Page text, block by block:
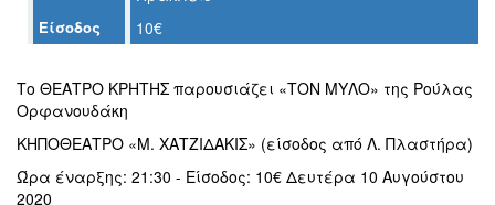
ΔΗΜΟΣ
ΠΟΛΙΤΙΣΜΟΣ
Είσοδος 10€
Το ΘΕΑΤΡΟ ΚΡΗΤΗΣ παρουσιάζει «ΤΟΝ ΜΥΛΟ» της Ρούλας
Ορφανουδάκη
ΚΗΠΟΘΕΑΤΡΟ «Μ. ΧΑΤΖΙΔΑΚΙΣ» (είσοδος από Λ. Πλαστήρα)
Ώρα έναρξης: 21:30 - Είσοδος: 10€ Δευτέρα 10 Αυγούστου
2020